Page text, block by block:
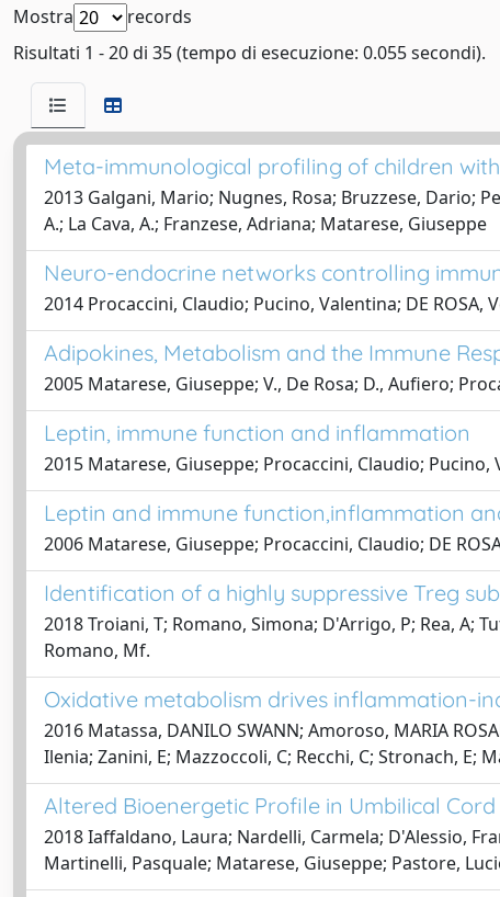
Mostra
records
Risultati 1 - 20 di 35 (tempo di esecuzione: 0.055 secondi).
Meta-immunological profiling of children
2013 Galgani, Mario; Nugnes, Rosa; Bruzzese, Dario;
A.; La Cava, A.; Franzese, Adriana; Matarese, Giuseppe
Neuro-endocrine networks controlling
2014 Procaccini, Claudio; Pucino, Valentina; DE
Adipokines, Metabolism and the Immune
2005 Matarese, Giuseppe; V., De Rosa; D., Aufiero;
Leptin, immune function and inflammation
2015 Matarese, Giuseppe; Procaccini, Claudio;
Leptin and immune function,inflammation
2006 Matarese, Giuseppe; Procaccini, Claudio; DE
Identification of a highly suppressive Treg
2018 Troiani, T; Romano, Simona; D'Arrigo, P; Rea, A;
Romano, Mf.
Oxidative metabolism drives inflammation-
2016 Matassa, DANILO SWANN; Amoroso, MARIA
Ilenia; Zanini, E; Mazzoccoli, C; Recchi, C; Stronach,
Altered Bioenergetic Profile in Umbilical
2018 Iaffaldano, Laura; Nardelli, Carmela; D'Alessio,
Martinelli, Pasquale; Matarese, Giuseppe; Pastore,